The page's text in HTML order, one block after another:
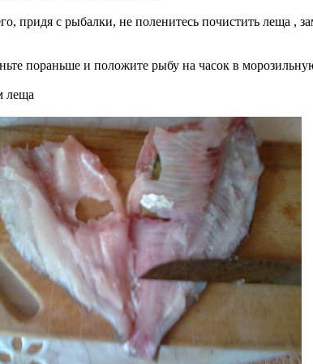
придя с рыбалки, не поленитесь почистить леща ,
пораньше и положите рыбу на часок в
леща